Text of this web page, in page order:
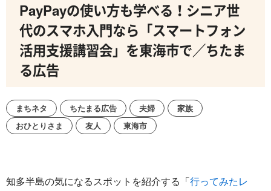
PayPayの使い方も学べる！シニア世
代のスマホ入門なら「スマートフォン
活用支援講習会」を東海市で／ちたま
る広告
まちネタ ちたまる広告 夫婦
家族
おひとりさま
友人 東海市
知多半島の気になるスポットを紹介する「行ってみたレ